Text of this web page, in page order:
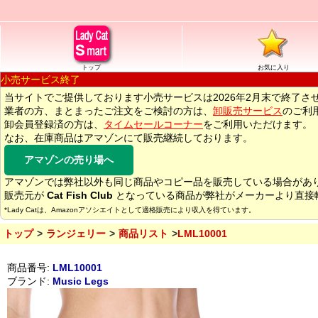
トップ お気に入り
小売サービス終了
当サイトでご提供しております小売サービスは2026年2月末で終了さ
業者の方、まとまったご注文をご検討の方は、 卸販売サービスのご利
卸会員登録済の方は、
タイムセールコーナーをご利用いただけます。
なお、在庫商品はアマゾンにて販売継続しております。
アマゾンの売り場へ
アマゾンでは弊社以外も同じ商品やコピー品を販売している場合があ
販売元が Cat Fish Club となっている商品が弊社がメーカーより直
*Lady Catは、Amazonアソシエイトとして適格販売により収入を得ています。
トップ ランジェリー 商品リスト LML10001
商品番号: LML10001
ブランド: Music Legs